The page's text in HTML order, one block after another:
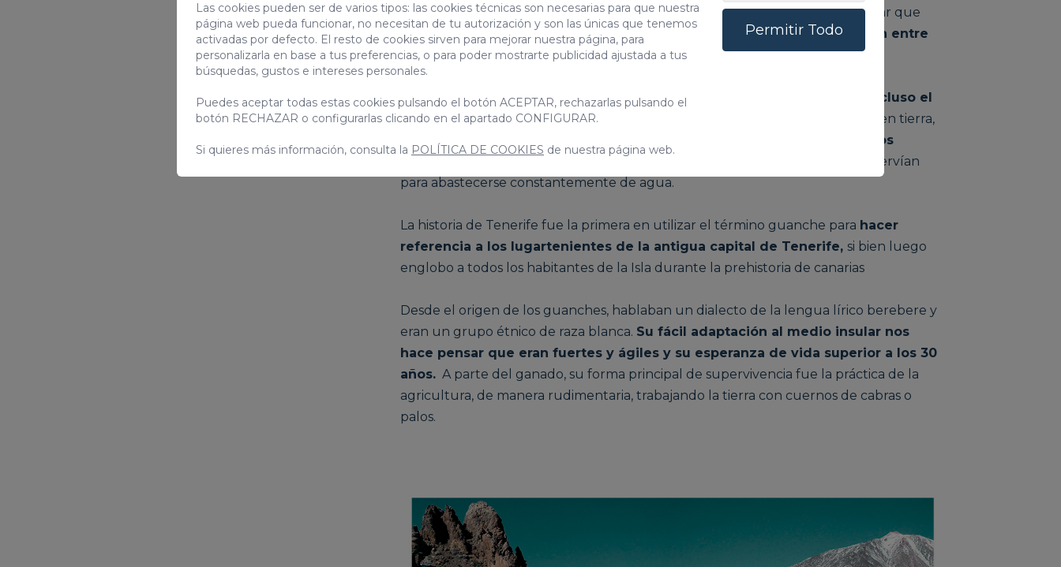
de probar los conocimientos de navegación por su parte, y es curioso destacar que
una vez se instalaron en las islas,
los guanches canarios no se desplazaron entre
ellas.
Los vientos, las corrientes marinas, la baja densidad de población o incluso el
miedo al rechazoson posibles causas para explicar que una vez instalados en tierra,
no se desplazaran por el archipiélago.
Los principales asentamientos de los
se pudieron localizar cercanos a fuentes y manantiales, que les servían
para abastecerse constantemente de agua.
La historia de Tenerife fue la primera en utilizar el término guanche para hacer
referencia a los lugartenientes de la antigua capital de Tenerife,si bien luego
englobo a todos los habitantes de la Isla durante la prehistoria de canarias
Desde el origen de los guanches, hablaban un dialecto de la lengua lírico berebere y
eran un grupo étnico de raza blanca. Su fácil adaptación al medio insular nos
hace pensar que eran fuertes y ágiles y su esperanza de vida superior a los 30
años. A parte del ganado, su forma principal de supervivencia fue la práctica de la
agricultura, de manera rudimentaria, trabajando la tierra con cuernos de cabras o
palos.
Las cookies pueden ser de varios tipos: las cookies técnicas son necesarias para que nuestra
página web pueda funcionar, no necesitan de tu autorización y son las únicas que tenemos
activadas por defecto. El resto de cookies sirven para mejorar nuestra página, para
personalizarla en base a tus preferencias, o para poder mostrarte publicidad ajustada a tus
búsquedas, gustos e intereses personales.
Puedes aceptar todas estas cookies pulsando el botón ACEPTAR, rechazarlas pulsando el
botón RECHAZAR o configurarlas clicando en el apartado CONFIGURAR.
Si quieres más información, consulta la POLÍTICA DE COOKIES de nuestra página web.
Permitir Todo